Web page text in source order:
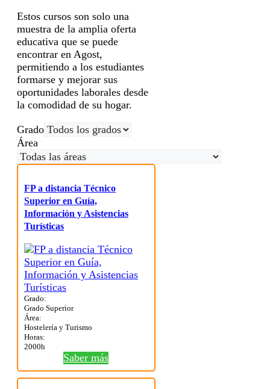
Estos cursos son solo una
muestra de la amplia oferta
educativa que se puede
encontrar en Agost,
permitiendo a los estudiantes
formarse y mejorar sus
oportunidades laborales desde
la comodidad de su hogar.
Grado
Área
FP a distancia Técnico
Superior en Guía,
Información y Asistencias
Turísticas
Grado:
Grado Superior
Área:
Hostelería y Turismo
Horas:
2000h
Saber más